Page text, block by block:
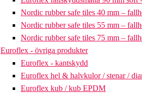
Nordic rubber safe tiles 40 mm –
Nordic rubber safe tiles 55 mm –
Nordic rubber safe tiles 75 mm –
Euroflex - övriga produkter
Euroflex - kantskydd
Euroflex hel & halvkulor / stenar /
Euroflex kub / kub EPDM